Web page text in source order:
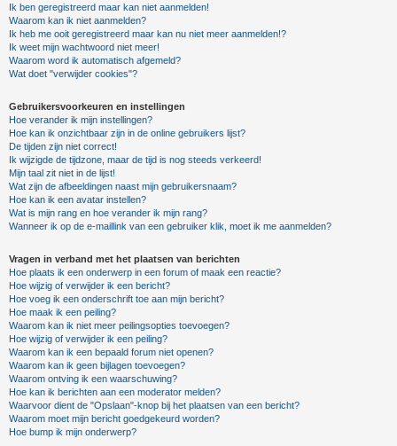
Ik ben geregistreerd maar kan niet aanmelden!
Waarom kan ik niet aanmelden?
Ik heb me ooit geregistreerd maar kan nu niet meer aanmelden!?
Ik weet mijn wachtwoord niet meer!
Waarom word ik automatisch afgemeld?
Wat doet "verwijder cookies"?
Gebruikersvoorkeuren en instellingen
Hoe verander ik mijn instellingen?
Hoe kan ik onzichtbaar zijn in de online gebruikers lijst?
De tijden zijn niet correct!
Ik wijzigde de tijdzone, maar de tijd is nog steeds verkeerd!
Mijn taal zit niet in de lijst!
Wat zijn de afbeeldingen naast mijn gebruikersnaam?
Hoe kan ik een avatar instellen?
Wat is mijn rang en hoe verander ik mijn rang?
Wanneer ik op de e-maillink van een gebruiker klik, moet ik me aanmelden?
Vragen in verband met het plaatsen van berichten
Hoe plaats ik een onderwerp in een forum of maak een reactie?
Hoe wijzig of verwijder ik een bericht?
Hoe voeg ik een onderschrift toe aan mijn bericht?
Hoe maak ik een peiling?
Waarom kan ik niet meer peilingsopties toevoegen?
Hoe wijzig of verwijder ik een peiling?
Waarom kan ik een bepaald forum niet openen?
Waarom kan ik geen bijlagen toevoegen?
Waarom ontving ik een waarschuwing?
Hoe kan ik berichten aan een moderator melden?
Waarvoor dient de "Opslaan"-knop bij het plaatsen van een bericht?
Waarom moet mijn bericht goedgekeurd worden?
Hoe bump ik mijn onderwerp?